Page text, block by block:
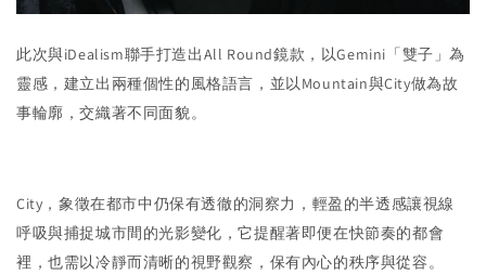
此次與iDealism聯手打造出All Round鏡款，以Gemini「雙子」為
靈感，建立出兩種個性的風格語言，並以Mountain與City做為故
事輪廓，交織著不同面貌。
City，象徵在都市中仍保有透徹的洞察力，輕盈的半透感讓視線
呼吸與捕捉城市間的光影變化，它提醒著即便在快節奏的都會
裡，也需以冷靜而清晰的視野觀察，保有內心的秩序與從容。